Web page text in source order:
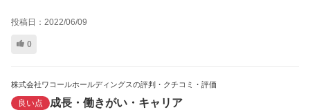
投稿日： 2022/06/09
0
株式会社ワコールホールディングスの評判・クチコミ・評価
良い点 成長・働きがい・キャリア